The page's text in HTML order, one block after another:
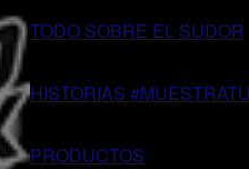
TODO SOBRE EL SUDOR
HISTORIAS
PRODUCTOS